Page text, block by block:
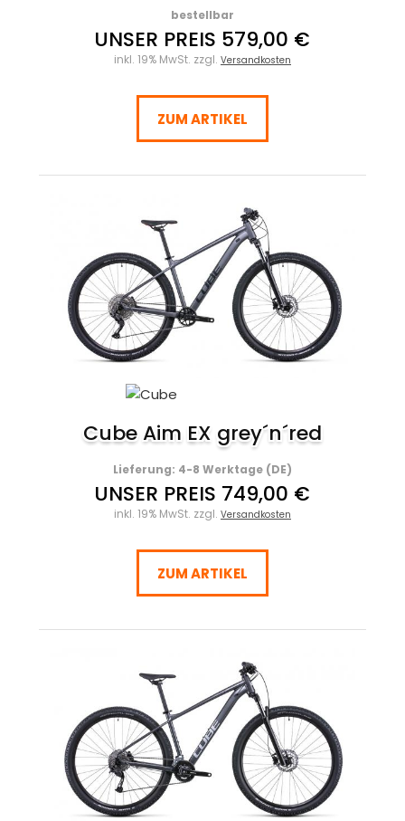
bestellbar
UNSER PREIS 579,00 €
inkl. 19% MwSt. zzgl. Versandkosten
ZUM ARTIKEL
Cube Aim EX grey´n´red
Lieferung: 4-8 Werktage (DE)
UNSER PREIS 749,00 €
inkl. 19% MwSt. zzgl. Versandkosten
ZUM ARTIKEL